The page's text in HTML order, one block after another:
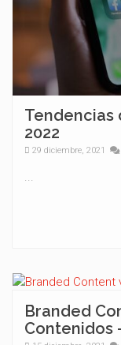
Tendencias
2022
29 diciembre, 2021
...
Branded
Contenidos